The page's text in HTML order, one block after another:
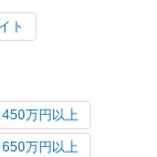
ト
450万円以上
650万円以上